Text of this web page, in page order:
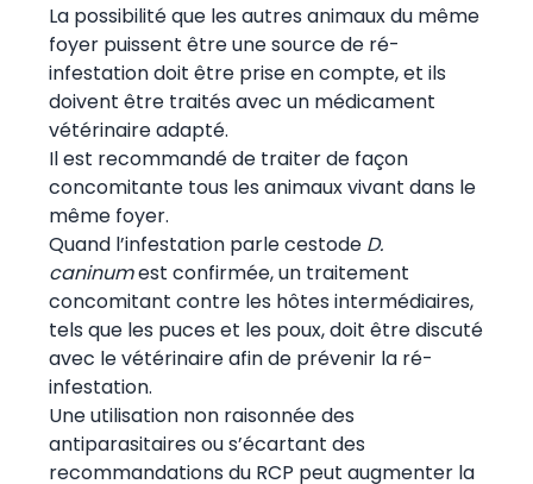
La possibilité que les autres animaux du même
foyer puissent être une source de ré-
infestation doit être prise en compte, et ils
doivent être traités avec un médicament
vétérinaire adapté.
Il est recommandé de traiter de façon
concomitante tous les animaux vivant dans le
même foyer.
Quand l’infestation parle cestode D.
caninumest confirmée, un traitement
concomitant contre les hôtes intermédiaires,
tels que les puces et les poux, doit être discuté
avec le vétérinaire afin de prévenir la ré-
infestation.
Une utilisation non raisonnée des
antiparasitaires ou s’écartant des
recommandations du RCP peut augmenter la